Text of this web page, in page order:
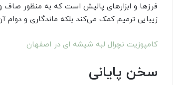
فرز‌ها و ابزارهای پالیش است که به منظور صاف
زیبایی ترمیم کمک می‌کند بلکه ماندگاری و دوام
کامپوزیت نچرال لبه شیشه ای در اصفهان
سخن پایانی